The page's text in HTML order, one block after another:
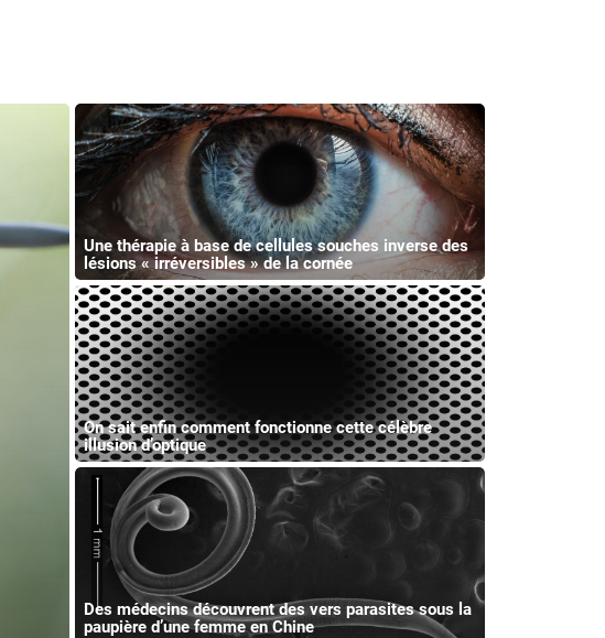
Une thérapie à base de cellules souches inverse des
lésions « irréversibles » de la cornée
On sait enfin comment fonctionne cette célèbre
illusion d’optique
Des médecins découvrent des vers parasites sous la
paupière d’une femme en Chine